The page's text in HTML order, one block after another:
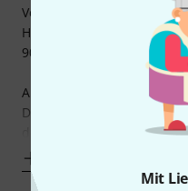
Mit
Verarbeitung:
Hochwertiges
90°-Stecker, kaum
Außengeräusche:
Der Hörer isoliert sehr